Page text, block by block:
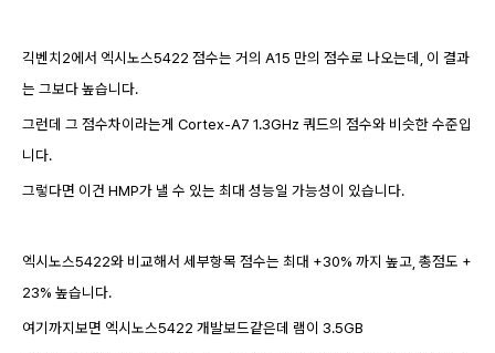
긱벤치2에서 엑시노스5422 점수는 거의 A15 만의 점수로 나오는데, 이 결과
는 그보다 높습니다.
그런데 그 점수차이라는게 Cortex-A7 1.3GHz 쿼드의 점수와 비슷한 수준입
니다.
그렇다면 이건 HMP가 낼 수 있는 최대 성능일 가능성이 있습니다.
엑시노스5422와 비교해서 세부항목 점수는 최대 +30% 까지 높고, 총점도 +
23% 높습니다.
여기까지보면 엑시노스5422 개발보드같은데 램이 3.5GB